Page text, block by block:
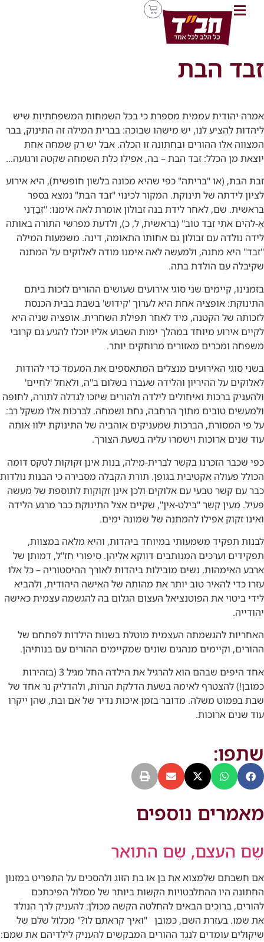
זבד הבת
אמרה יהודית עממית מספרת כי בכל השמחות המשפחתיות שיש
ליהדות להציע לנו, יש מישהו שבוכה: בברית המילה זה התינוק, בבר
המצווה אלו ההורים ובחתונה זו הכלה. אבל יש רק שמחה אחת
יוצאת מן הכלל: זבד הבת – בה, אפילו כלת השמחה שקטה ורגועה…
זבת הבת, (או "בריתה" כפי שהיא מכונה בלשון חופשית), היא אירוע
לציון לידתה של תינוקת. המקור לכינוי "זבד הבת" נמצא בספר
בראשית. שם, לאחר לידת בנה זבולון אומרת לאה אימנו: "זְבָדַנִי
אֱ-לֹהִים אֹתִי זֵבֶד טוֹב" (בראשית, ל, כ), ולדעת מפרשי התורה באותה
לידה נולדה עם זבולון גם אחותו התאומה, דינה. משמעות המילה
"זבד" היא מתנה, ולמעשה לאה אימנו מודה לאלוקים על המתנה
שקיבלה עם הולדת בתה.
בזמנינו, קיימים שני סוגי אירועים שעושים ההורים לזכות ביתם
התינוקת: אופציה אחת היא לערוך 'קידוש' בשבת בבית הכנסת
לזכותה של הקטנה, מיד לאחר תפילת השחרית. אופציה שניה היא
לקיים אירוע מיוחד במהלך ימות השבוע אליו יוכלו להגיע גם קרובי
משפחה ומכרים מאזורים מרוחקים יותר.
בשני סוגי האירועים מנצלים המתאספים את המעמד כדי להודות
לאלוקים על ההיריון והלידה שעברו בשלום ב"ה, ולאחל 'לחיים'
ולהעניק ברכות ואיחולים לילדה ולהורים שיזכו לגדלה לתורה, לחופה
ולמעשים טובים מתוך הרחבה, נחת ושמחה. לברכות אלו משקל רב:
על פי המסורת, הברכות שמעניקים אוהביה של התינוקת ילוו אותה
עוד שנים ארוכות וישמרו עליה בשעת הצורך.
כפי שכבר הזכרנו בקשר לברית-מילה, בנות אינן זקוקות לטקס דומה
הכולל פעולה אקטיבית בגופן. תורת הקבלה מסבירה כי הבנות נולדות
כבר עם קשר טבעי עם אלוקים ולכן אינן זקוקות לתוספת של מעשה
פעיל. מעין קשר "בילט-אין", שקיים אצל התינוקת כבר מרגע הלידה
ואינו זקוק אפילו להמתנה של שמונה ימים.
לבנות תפקיד משמעותי במיוחד ביהדות, והיא מלאה במצוות,
תפקידים וערכים המנותבים דווקא אליהן. סיפורי חז"ל, דמותן של
ארבע האימהות, נשים מובילות ביהדות לאורך ההיסטוריה – כל אלו
עזרו כדי להאיר טוב יותר את מהותה של האישה היהודית, ולהביא
לידי ביטוי את הפוטנציאל העצום הגלום בה להגשמה עצמית כאישה
יהודייה.
האחריות להגשמתה העצמית מוטלת בשנות הילדות לפתחם של
ההורים, וקיימים מנהגים שונים שמקיימים ההורים עם בנותיהן.
אחד היפים שבהם הוא להרגיל את הילדה החל מגיל 3 (בזהירות
כמובן!) להצטרף לאימהּ בשעת הדלקת הנרות, ולהדליק נר אחד של
שבת בפמוט משלה. מדובר בזמן איכות נדיר של אם ובת, שהן ייקרו
עוד שנים ארוכות.
שתפו:
מאמרים נוספים
שֵם העצם, שֵם התואר
אם חשבתם שלמצוא את בן או בת הזוג ולהסכים על התפריט במזנון
החתונה היו ההתלבטויות הקשות ביותר של מסלול הפיכתכם
להורים, ברוכים הבאים להחלטה הקשה מכולן: להעניק לרך הנולד
את שמו. בעזרת השם, כמובן "ואיך קראתם לו?" מכלול שלם של
שיקולים עומדים לנגד ההורים המבקשים להעניק לילדיהם את שמם: